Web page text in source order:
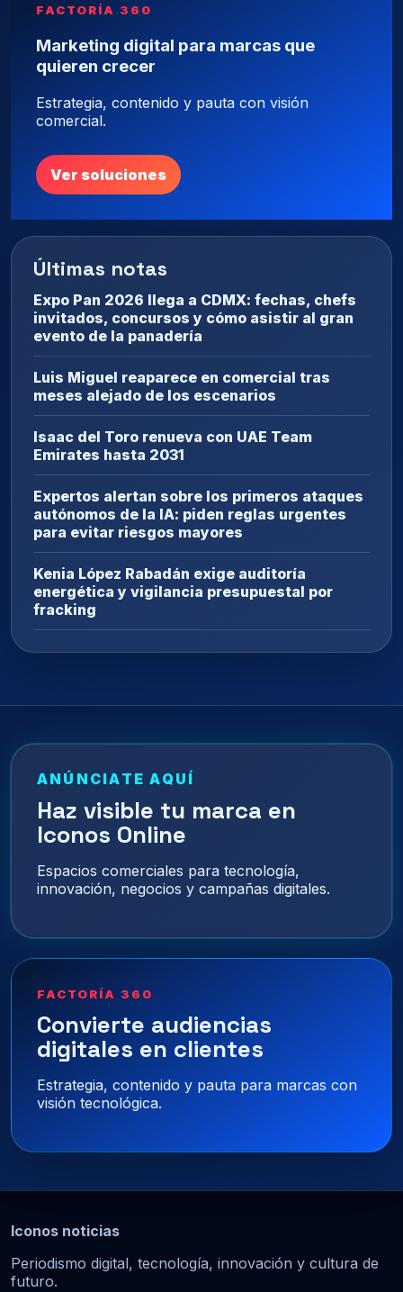
FACTORÍA 360
Marketing digital para marcas que
quieren crecer
Estrategia, contenido y pauta con visión
comercial.
Ver soluciones
Últimas notas
Expo Pan 2026 llega a CDMX: fechas, chefs
invitados, concursos y cómo asistir al gran
evento de la panadería
Luis Miguel reaparece en comercial tras
meses alejado de los escenarios
Isaac del Toro renueva con UAE Team
Emirates hasta 2031
Expertos alertan sobre los primeros ataques
autónomos de la IA: piden reglas urgentes
para evitar riesgos mayores
Kenia López Rabadán exige auditoría
energética y vigilancia presupuestal por
fracking
ANÚNCIATE AQUÍ
Haz visible tu marca en
Iconos Online
Espacios comerciales para tecnología,
innovación, negocios y campañas digitales.
FACTORÍA 360
Convierte audiencias
digitales en clientes
Estrategia, contenido y pauta para marcas con
visión tecnológica.
Iconos noticias
Periodismo digital, tecnología, innovación y cultura de
futuro.